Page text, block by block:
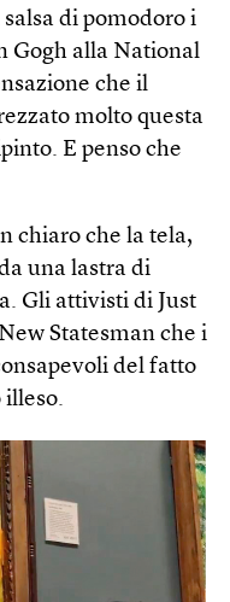
di pomodoro i
Gogh alla National
che il
molto questa
E penso che
chiaro che la tela,
una lastra di
Gli attivisti di Just
Statesman che i
del fatto
illeso.